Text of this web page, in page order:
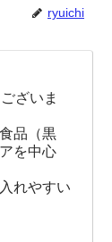
ryuichi
ざいま
品（黒
を中心
れやすい